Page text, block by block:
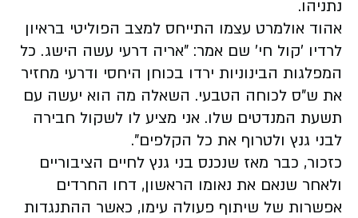
נתניהו.
אהוד אולמרט עצמו התייחס למצב הפוליטי בראיון
לרדיו 'קול חי' שם אמר: "אריה דרעי עשה הישג. כל
המפלגות הבינוניות ירדו בכוחן היחסי ודרעי מחזיר
את ש"ס לכוחה הטבעי. השאלה מה הוא יעשה עם
תשעת המנדטים שלו. אני מציע לו לשקול חבירה
לבני גנץ ולטרוף את כל הקלפים".
כזכור, כבר מאז שנכנס בני גנץ לחיים הציבוריים
ולאחר שנאם את נאומו הראשון, דחו החרדים
אפשרות של שיתוף פעולה עימו, כאשר ההתנגדות